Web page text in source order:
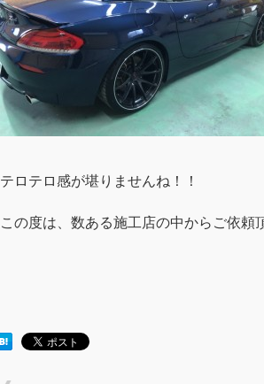
テロテロ感が堪りませんね！！
この度は、数ある施工店の中からご依頼